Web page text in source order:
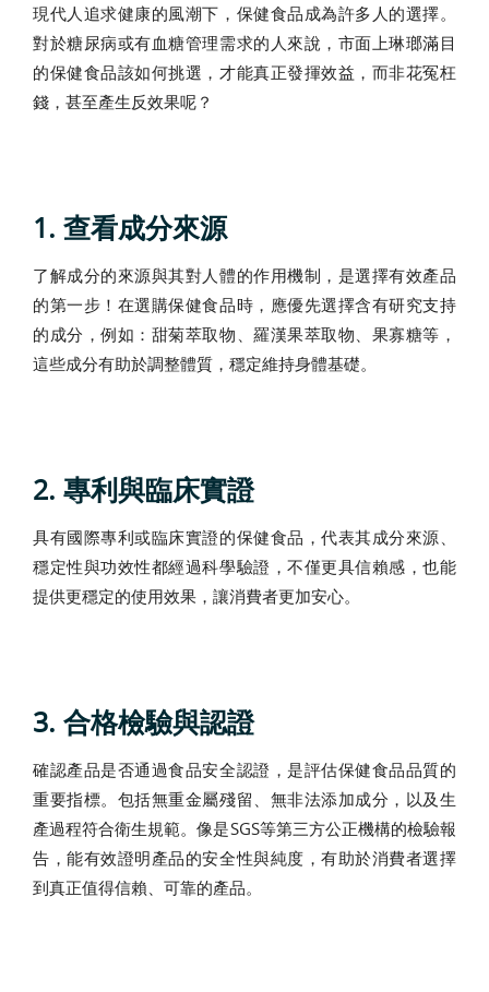
現代人追求健康的風潮下，保健食品成為許多人的選擇。
對於糖尿病或有血糖管理需求的人來說，市面上琳瑯滿目
的保健食品該如何挑選，才能真正發揮效益，而非花冤枉
錢，甚至產生反效果呢？
1. 查看成分來源
了解成分的來源與其對人體的作用機制，是選擇有效產品
的第一步！在選購保健食品時，應優先選擇含有研究支持
的成分，例如：甜菊萃取物、羅漢果萃取物、果寡糖等，
這些成分有助於調整體質，穩定維持身體基礎。
2. 專利與臨床實證
具有國際專利或臨床實證的保健食品，代表其成分來源、
穩定性與功效性都經過科學驗證，不僅更具信賴感，也能
提供更穩定的使用效果，讓消費者更加安心。
3. 合格檢驗與認證
確認產品是否通過食品安全認證，是評估保健食品品質的
重要指標。包括無重金屬殘留、無非法添加成分，以及生
產過程符合衛生規範。像是SGS等第三方公正機構的檢驗報
告，能有效證明產品的安全性與純度，有助於消費者選擇
到真正值得信賴、可靠的產品。